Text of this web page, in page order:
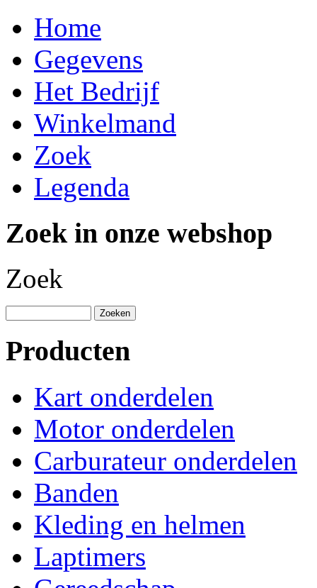
Home
Gegevens
Het Bedrijf
Winkelmand
Zoek
Legenda
Zoek in onze webshop
Zoek
Producten
Kart onderdelen
Motor onderdelen
Carburateur onderdelen
Banden
Kleding en helmen
Laptimers